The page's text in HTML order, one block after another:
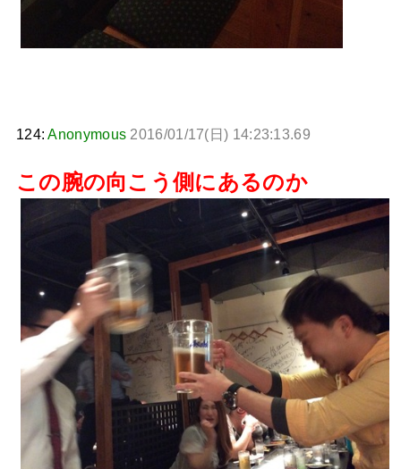
124: Anonymous 2016/01/17(日) 14:23:13.69
この腕の向こう側にあるのか